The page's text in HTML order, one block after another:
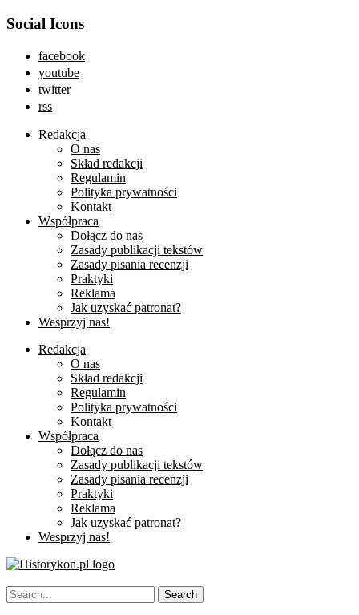
Social Icons
facebook
youtube
twitter
rss
Redakcja
O nas
Skład redakcji
Regulamin
Polityka prywatności
Kontakt
Współpraca
Dołącz do nas
Zasady publikacji tekstów
Zasady pisania recenzji
Praktyki
Reklama
Jak uzyskać patronat?
Wesprzyj nas!
Redakcja
O nas
Skład redakcji
Regulamin
Polityka prywatności
Kontakt
Współpraca
Dołącz do nas
Zasady publikacji tekstów
Zasady pisania recenzji
Praktyki
Reklama
Jak uzyskać patronat?
Wesprzyj nas!